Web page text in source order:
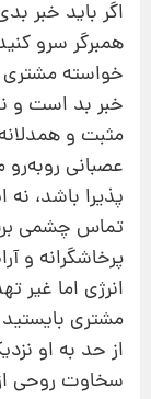
اگر باید خبر
همبرگر سرو
خواسته
خبر بد است و
مثبت و
عصبانی
پذیرا باشد،
تماس چشمی
پرخاشگرانه و
انرژی اما غیر
مشتری
از حد به او
سخاوت روحی